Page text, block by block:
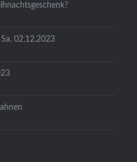
02.12.2023